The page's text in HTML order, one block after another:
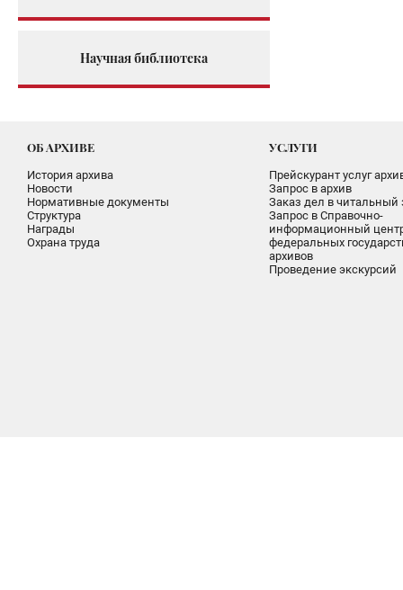
Научная библиотека
ОБ АРХИВЕ
История архива
Новости
Нормативные документы
Структура
Награды
Охрана труда
УСЛУГИ
Прейскурант услуг
Запрос в архив
Заказ дел в читальный
Запрос в Справочно-
информационный
федеральных
архивов
Проведение экскурсий